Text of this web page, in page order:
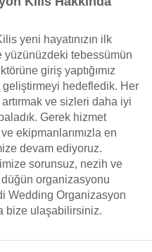
yeni hayatınızın ilk
tebessümün
giriş yaptığımız
hedefledik. Her
ve sizleri daha iyi
Gerek hizmet
ekipmanlarımızla en
devam ediyoruz.
sorunsuz, nezih ve
organizasyonu
Wedding Organizasyon
bize ulaşabilirsiniz.